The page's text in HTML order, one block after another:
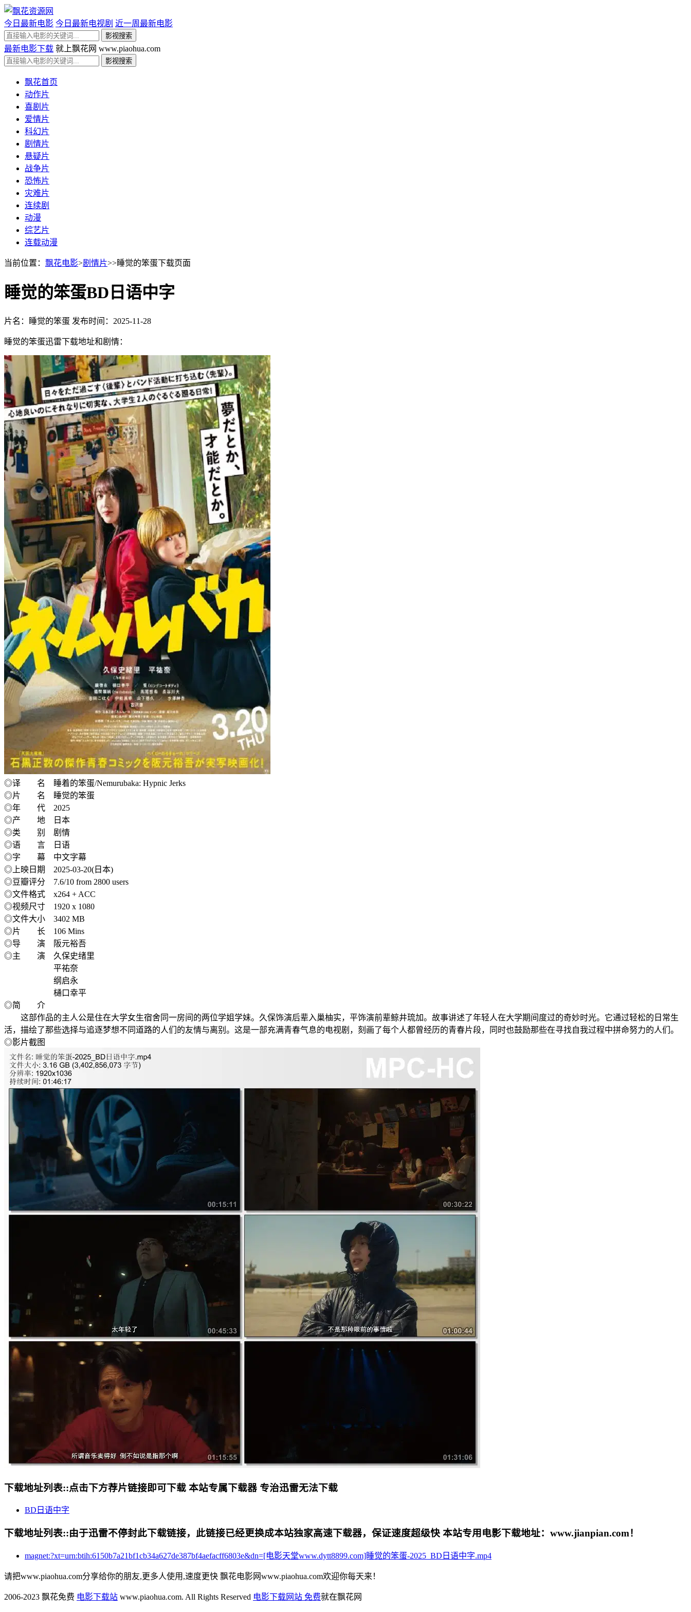
今日最新电影 今日最新电视剧 近一周最新电影
最新电影下载 就上飘花网 www.piaohua.com
飘花首页
动作片
喜剧片
爱情片
科幻片
剧情片
悬疑片
战争片
恐怖片
灾难片
连续剧
动漫
综艺片
连载动漫
当前位置： 飘花电影>剧情片>>睡觉的笨蛋下载页面
睡觉的笨蛋BD日语中字
片名：睡觉的笨蛋 发布时间：2025-11-28
睡觉的笨蛋迅雷下载地址和剧情：
◎译 名 睡着的笨蛋/Nemurubaka: Hypnic Jerks
◎片 名 睡觉的笨蛋
◎年 代 2025
◎产 地 日本
◎类 别 剧情
◎语 言 日语
◎字 幕 中文字幕
◎上映日期 2025-03-20(日本)
◎豆瓣评分 7.6/10 from 2800 users
◎文件格式 x264 + ACC
◎视频尺寸 1920 x 1080
◎文件大小 3402 MB
◎片 长 106 Mins
◎导 演 阪元裕吾
◎主 演 久保史绪里
平祐奈
纲启永
樋口幸平
◎简 介
这部作品的主人公是住在大学女生宿舍同一房间的两位学姐学妹。久保饰演后辈入巢柚实，平饰演前辈鲸井琉加。故事讲述了年轻人在大学期间度过的奇妙时光。它通过轻松的日常生
活，描绘了那些选择与追逐梦想不同道路的人们的友情与离别。这是一部充满青春气息的电视剧，刻画了每个人都曾经历的青春片段，同时也鼓励那些在寻找自我过程中拼命努力的人们。
◎影片截图
下载地址列表::点击下方荐片链接即可下载 本站专属下载器 专治迅雷无法下载
BD日语中字
下载地址列表::由于迅雷不停封此下载链接，此链接已经更换成本站独家高速下载器，保证速度超级快 本站专用电影下载地址：www.jianpian.com！
magnet:?xt=urn:btih:6150b7a21bf1cb34a627de387bf4aefacff6803e&dn=[电影天堂www.dytt8899.com]睡觉的笨蛋-2025_BD日语中字.mp4
请把www.piaohua.com分享给你的朋友,更多人使用,速度更快 飘花电影网www.piaohua.com欢迎你每天来！
2006-2023 飘花免费 电影下载站 www.piaohua.com. All Rights Reserved 电影下载网站 免费就在飘花网